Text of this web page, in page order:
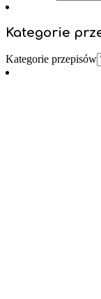
Kategorie
Kategorie przepisów